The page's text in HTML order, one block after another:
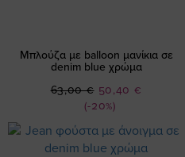
Μπλούζα με balloon μανίκια σε
denim blue χρώμα
(-20%)
Ειδική
Τιμή
50,40 €
63,00 €